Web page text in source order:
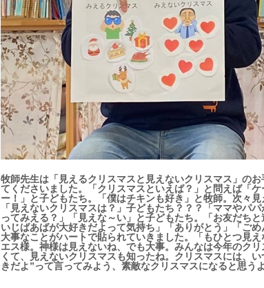
牧師先生は「見えるクリスマスと見えないクリスマス」の
てくださいました。「クリスマスといえば？」と問えば「
ー！」と子どもたち。「僕はチキンも好き」と牧師。次々見
「見えないクリスマスは？」子どもたち？？？「ママやパ
ってみえる？」「見えな～い」と子どもたち。「お友だち
いじばあばが大好きだよって気持ち」「ありがとう」「ご
大事なことがハートで貼られていきました。「もひとつ見
エス様。神様は見えないね、でも大事。みんなは今年のク
くて、見えないクリスマスも知ったね。クリスマスには、
きだよ”って言ってみよう、素敵なクリスマスになると思う